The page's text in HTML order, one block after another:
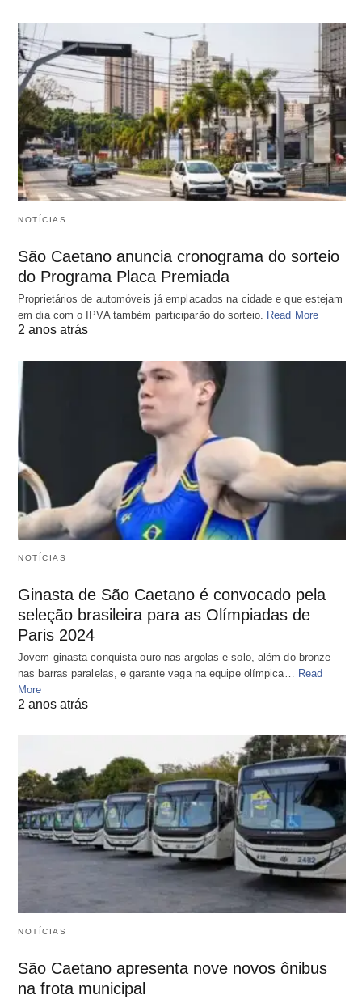
NOTÍCIAS
São Caetano anuncia cronograma do sorteio
do Programa Placa Premiada
Proprietários de automóveis já emplacados na cidade e que estejam
em dia com o IPVA também participarão do sorteio.
Read More
2 anos atrás
NOTÍCIAS
Ginasta de São Caetano é convocado pela
seleção brasileira para as Olímpiadas de
Paris 2024
Jovem ginasta conquista ouro nas argolas e solo, além do bronze
nas barras paralelas, e garante vaga na equipe olímpica… Read
More
2 anos atrás
NOTÍCIAS
São Caetano apresenta nove novos ônibus
na frota municipal